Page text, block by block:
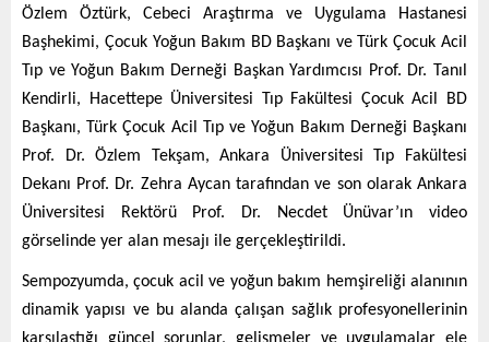
Özlem Öztürk, Cebeci Araştırma ve Uygulama Hastanesi
Başhekimi, Çocuk Yoğun Bakım BD Başkanı ve Türk Çocuk Acil
Tıp ve Yoğun Bakım Derneği Başkan Yardımcısı Prof. Dr. Tanıl
Kendirli, Hacettepe Üniversitesi Tıp Fakültesi Çocuk Acil BD
Başkanı, Türk Çocuk Acil Tıp ve Yoğun Bakım Derneği Başkanı
Prof. Dr. Özlem Tekşam, Ankara Üniversitesi Tıp Fakültesi
Dekanı Prof. Dr. Zehra Aycan tarafından ve son olarak Ankara
Üniversitesi Rektörü Prof. Dr. Necdet Ünüvar’ın video
görselinde yer alan mesajı ile gerçekleştirildi.
Sempozyumda, çocuk acil ve yoğun bakım hemşireliği alanının
dinamik yapısı ve bu alanda çalışan sağlık profesyonellerinin
karşılaştığı güncel sorunlar, gelişmeler ve uygulamalar ele